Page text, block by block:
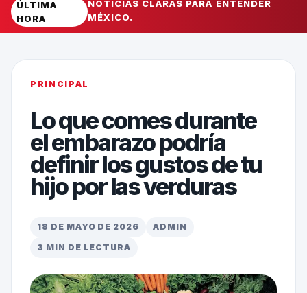
ÚLTIMA
HORA
NOTICIAS CLARAS PARA ENTENDER
MÉXICO.
PRINCIPAL
Lo que comes durante
el embarazo podría
definir los gustos de tu
hijo por las verduras
18 DE MAYO DE 2026
ADMIN
3 MIN DE LECTURA